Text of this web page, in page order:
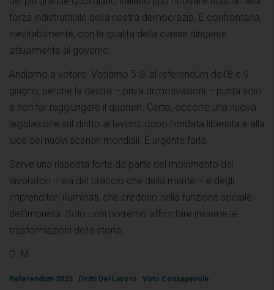
forza indistruttibile della nostra democrazia. E confrontarla,
inevitabilmente, con la qualità della classe dirigente
attualmente al governo.
Andiamo a votare. Votiamo 5 Sì al referendum dell’8 e 9
giugno, perché la destra – priva di motivazioni – punta solo
a non far raggiungere il quorum. Certo, occorre una nuova
legislazione sul diritto al lavoro, dopo l'ondata liberista e alla
luce dei nuovi scenari mondiali. È urgente farla.
Serve una risposta forte da parte del movimento dei
lavoratori – sia del braccio che della mente – e degli
imprenditori illuminati, che credono nella funzione sociale
dell’impresa. Solo così potremo affrontare insieme le
trasformazioni della storia.
G. M.
Referendum 2025 Diritti Del Lavoro
Voto Consapevole